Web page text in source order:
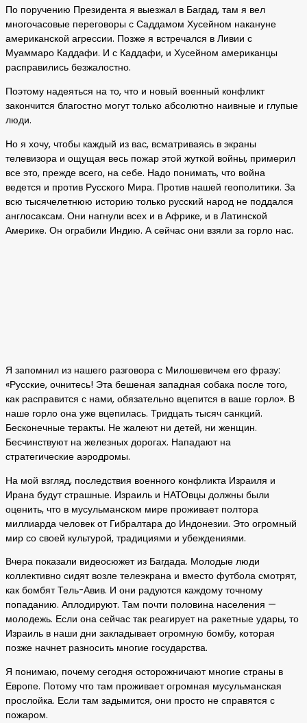
По поручению Президента я выезжал в Багдад, там я вел
многочасовые переговоры с Саддамом Хусейном накануне
американской агрессии. Позже я встречался в Ливии с
Муаммаро Каддафи. И с Каддафи, и Хусейном американцы
расправились безжалостно.
Поэтому надеяться на то, что и новый военный конфликт
закончится благостно могут только абсолютно наивные и глупые
люди.
Но я хочу, чтобы каждый из вас, всматриваясь в экраны
телевизора и ощущая весь пожар этой жуткой войны, примерил
все это, прежде всего, на себе. Надо понимать, что война
ведется и против Русского Мира. Против нашей геополитики. За
всю тысячелетнюю историю только русский народ не поддался
англосаксам. Они нагнули всех и в Африке, и в Латинской
Америке. Он ограбили Индию. А сейчас они взяли за горло нас.
Я запомнил из нашего разговора с Милошевичем его фразу:
«Русские, очнитесь! Эта бешеная западная собака после того,
как расправится с нами, обязательно вцепится в ваше горло». В
наше горло она уже вцепилась. Тридцать тысяч санкций.
Бесконечные теракты. Не жалеют ни детей, ни женщин.
Бесчинствуют на железных дорогах. Нападают на
стратегические аэродромы.
На мой взгляд, последствия военного конфликта Израиля и
Ирана будут страшные. Израиль и НАТОвцы должны были
оценить, что в мусульманском мире проживает полтора
миллиарда человек от Гибралтара до Индонезии. Это огромный
мир со своей культурой, традициями и убеждениями.
Вчера показали видеосюжет из Багдада. Молодые люди
коллективно сидят возле телеэкрана и вместо футбола смотрят,
как бомбят Тель-Авив. И они радуются каждому точному
попаданию. Аплодируют. Там почти половина населения —
молодежь. Если она сейчас так реагирует на ракетные удары, то
Израиль в наши дни закладывает огромную бомбу, которая
позже начнет разносить многие государства.
Я понимаю, почему сегодня осторожничают многие страны в
Европе. Потому что там проживает огромная мусульманская
прослойка. Если там задымится, они просто не справятся с
пожаром.